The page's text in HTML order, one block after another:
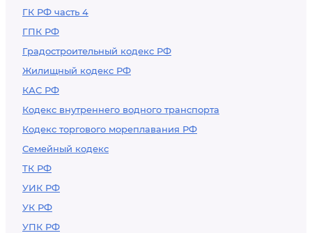
ГК РФ часть 4
ГПК РФ
Градостроительный кодекс РФ
Жилищный кодекс РФ
КАС РФ
Кодекс внутреннего водного транспорта
Кодекс торгового мореплавания РФ
Семейный кодекс
ТК РФ
УИК РФ
УК РФ
УПК РФ